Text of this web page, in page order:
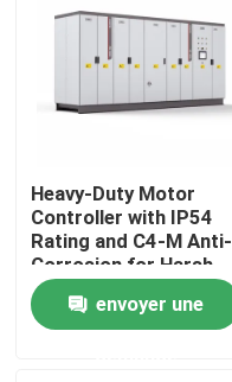
À la maison
Produits
Heavy-Duty Motor
Controller with IP54
Rating and C4-M Anti-
Corrosion for Harsh
Plant Conditions
envoyer une